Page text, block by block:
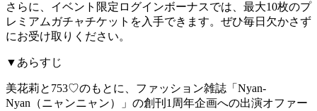
さらに、イベント限定ログインボーナスでは、最大10枚のプ
レミアムガチャチケットを入手できます。ぜひ毎日欠かさず
にお受け取りください。
▼あらすじ
美花莉と753♡のもとに、ファッション雑誌「Nyan-
Nyan（ニャンニャン）」の創刊1周年企画への出演オファー